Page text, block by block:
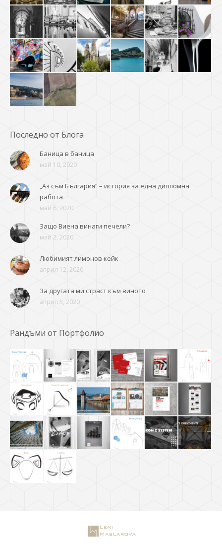
Последно от Блога
Баница в баница
май 10, 2020
„Аз съм България“ – история за една дипломна
работа
май 6, 2020
Защо Виена винаги печели?
май 2, 2020
Любимият лимонов кейк
април 12, 2020
За другата ми страст към виното
април 5, 2020
Рандъми от Портфолио